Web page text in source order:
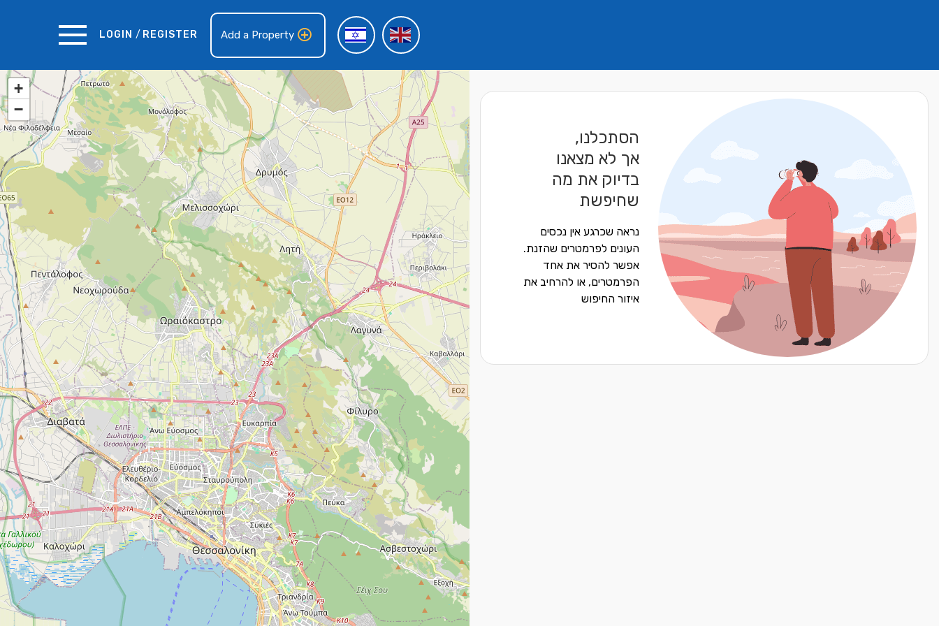
LOGIN / REGISTER Add a Property
+
−
הסתכלנו,
אך לא מצאנו
בדיוק את מה
שחיפשת
נראה שכרגע אין נכסים
העונים לפרמטרים שהזנת.
אפשר להסיר את אחד
הפרמטרים, או להרחיב את
איזור החיפוש